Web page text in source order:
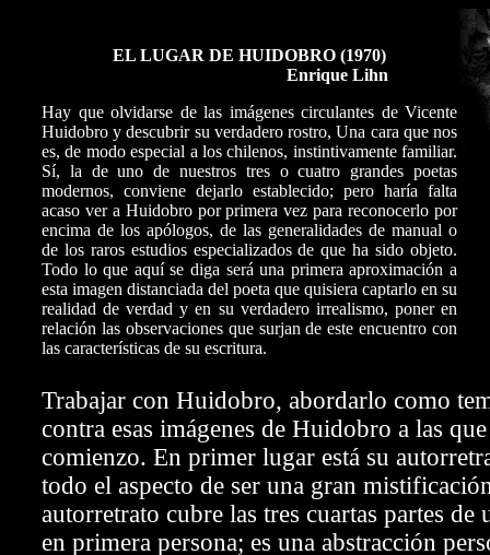
EL LUGAR DE HUIDOBRO (1970)
Enrique Lihn
Hay que olvidarse de las imágenes circulantes de Vicente
Huidobro y descubrir su verdadero rostro, Una cara que nos
es, de modo especial a los chilenos, instintivamente familiar.
Sí, la de uno de nuestros tres o cuatro grandes poetas
modernos, conviene dejarlo establecido; pero haría falta
acaso ver a Huidobro por primera vez para reconocerlo por
encima de los apólogos, de las generalidades de manual o
de los raros estudios especializados de que ha sido objeto.
Todo lo que aquí se diga será una primera aproximación a
esta imagen distanciada del poeta que quisiera captarlo en su
realidad de verdad y en su verdadero irrealismo, poner en
relación las observaciones que surjan de este encuentro con
las características de su escritura.
Trabajar con Huidobro, abordarlo como
contra esas imágenes de Huidobro a las
comienzo. En primer lugar está su
todo el aspecto de ser una gran
autorretrato cubre las tres cuartas partes de
en primera persona; es una abstracción